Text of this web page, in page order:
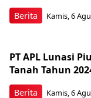
Berita Kamis, 6
Berita
PT APL Lunasi
Tanah Tahun
Kamis, 6